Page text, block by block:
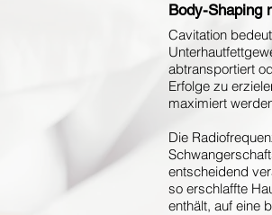
Body-Shaping
Cavitation
abtransportiert
Erfolge zu
maximiert
Die
entscheidend
so erschlaffte
enthält, auf eine